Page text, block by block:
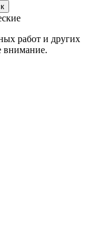
работ и других
внимание.